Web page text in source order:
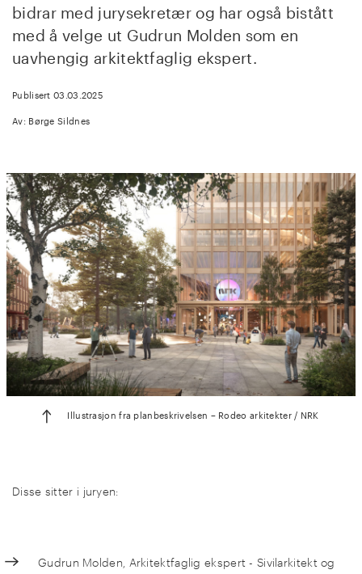
bidrar med jurysekretær og har også bistått
med å velge ut Gudrun Molden som en
uavhengig arkitektfaglig ekspert.
Publisert 03.03.2025
Av: Børge Sildnes
Illustrasjon fra planbeskrivelsen – Rodeo arkitekter / NRK
Disse sitter i juryen:
Gudrun Molden, Arkitektfaglig ekspert - Sivilarkitekt og